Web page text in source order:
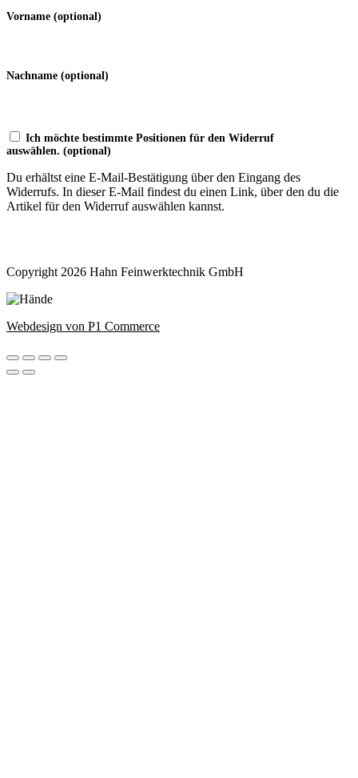
Vorname (optional)
Nachname (optional)
Ich möchte bestimmte Positionen für den Widerruf
auswählen. (optional)
Du erhältst eine E-Mail-Bestätigung über den Eingang des
Widerrufs. In dieser E-Mail findest du einen Link, über den du die
Artikel für den Widerruf auswählen kannst.
Copyright 2026 Hahn Feinwerktechnik GmbH
Webdesign von P1 Commerce